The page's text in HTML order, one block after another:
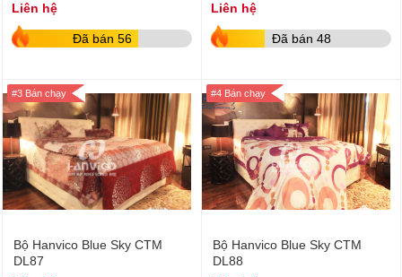
Liên hệ
Đã bán 56
Liên hệ
Đã bán 48
#3 Bán chạy
Bộ Hanvico Blue Sky CTM
DL87
#4 Bán chạy
Bộ Hanvico Blue Sky CTM
DL88